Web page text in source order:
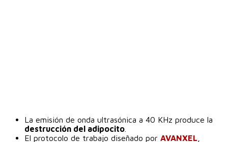
La emisión de onda ultrasónica a 40 KHz produce la
destrucción del adipocito
El protocolo de trabajo diseñado por AVANXEL